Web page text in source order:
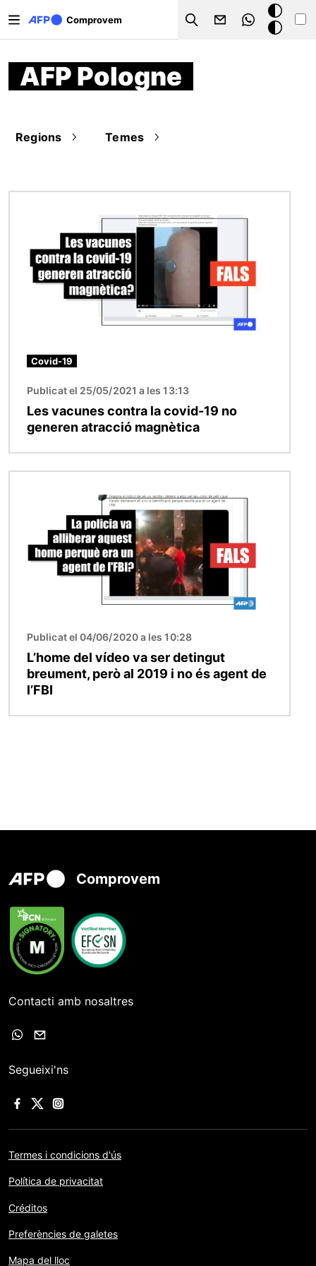
Comprovem
Search
Mode
fosc
AFP Pologne
Regions Temes
Covid-19
Publicat el 25/05/2021 a les 13:13
Les vacunes contra la covid-19 no
generen atracció magnètica
Publicat el 04/06/2020 a les 10:28
L’home del vídeo va ser detingut
breument, però al 2019 i no és agent de
l’FBI
Comprovem
Contacti amb nosaltres
Segueixi'ns
Termes i condicions d'ús
Política de privacitat
Créditos
Preferències de galetes
Mapa del lloc